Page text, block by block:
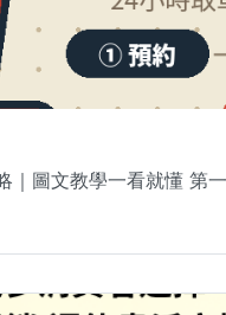
｜圖文教學一看就懂 第